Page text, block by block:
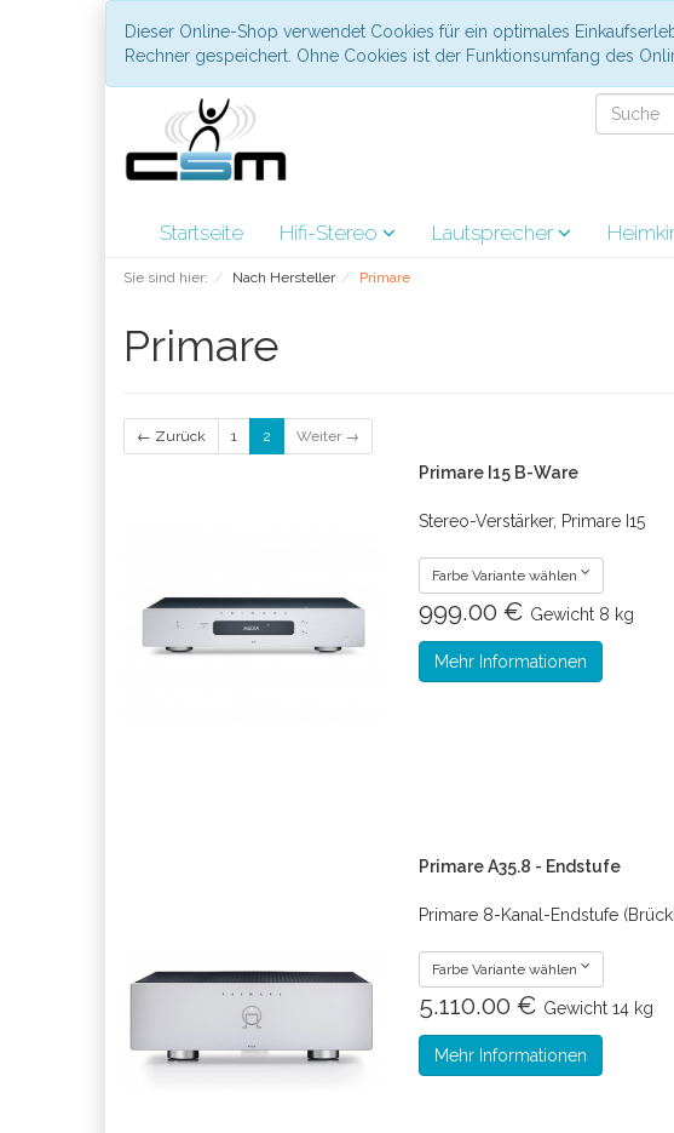
Dieser Online-Shop verwendet Cookies für ein optimales
Rechner gespeichert. Ohne Cookies ist der Funktionsumfang des
Startseite Hifi-Stereo Lautsprecher
Sie sind hier: Nach Hersteller Primare
Primare
← Zurück 1 2 Weiter →
Primare I15 B-Ware
Stereo-Verstärker, Primare I15
Farbe Variante wählen
999.00 € Gewicht 8 kg
Mehr Informationen
Primare A35.8 - Endstufe
Primare 8-Kanal-Endstufe
Farbe Variante wählen
5.110.00 € Gewicht 14 kg
Mehr Informationen